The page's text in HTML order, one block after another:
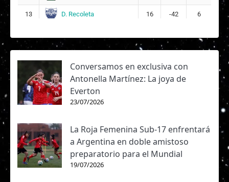
13 D. Recoleta 16 -42 6
Conversamos en exclusiva con
Antonella Martínez: La joya de
Everton
23/07/2026
La Roja Femenina Sub-17 enfrentará
a Argentina en doble amistoso
preparatorio para el Mundial
19/07/2026